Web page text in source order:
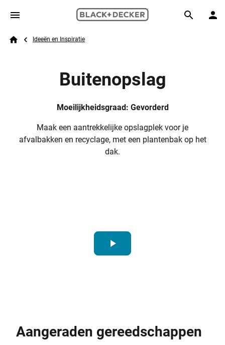
Skip to main content
Search
Breadcrumb
Ideeën en Inspiratie
Buitenopslag
Moeilijkheidsgraad: Gevorderd
Maak een aantrekkelijke opslagplek voor je
afvalbakken en recyclage, met een plantenbak op het
dak.
play_arrow
Aangeraden gereedschappen